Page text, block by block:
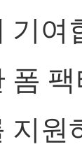
기여
폼
지원